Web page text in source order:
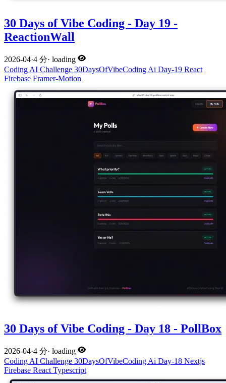
30 Days of Vibe Coding - Day 19 -
ReactionWall
2026-04·4 分· loading
Coding AI Challenge 30DaysOfVibeCoding Ai Day-19 React
Firebase Framer-Motion
30 Days of Vibe Coding - Day 18 - PollBox
2026-04·4 分· loading
Coding AI Challenge 30DaysOfVibeCoding Ai Day-18 Nextjs
Firebase React Typescript